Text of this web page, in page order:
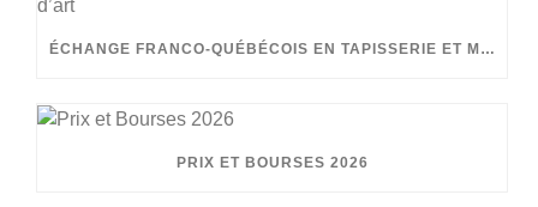
ÉCHANGE FRANCO-QUÉBÉCOIS EN TAPISSERIE ET MÉTIERS D’ART
PRIX ET BOURSES 2026